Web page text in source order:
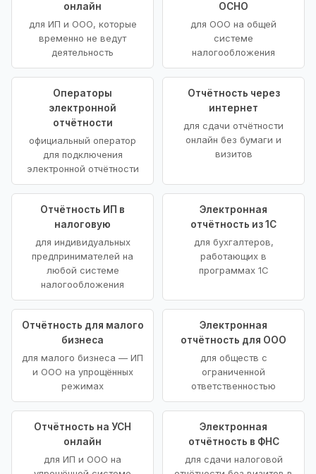
онлайн
для ИП и ООО, которые
временно не ведут
деятельность
ОСНО
для ООО на общей
системе
налогообложения
Операторы
электронной
отчётности
официальный оператор
для подключения
электронной отчётности
Отчётность через
интернет
для сдачи отчётности
онлайн без бумаги и
визитов
Отчётность ИП в
налоговую
для индивидуальных
предпринимателей на
любой системе
налогообложения
Электронная
отчётность из 1С
для бухгалтеров,
работающих в
программах 1С
Отчётность для малого
бизнеса
для малого бизнеса — ИП
и ООО на упрощённых
режимах
Электронная
отчётность для ООО
для обществ с
ограниченной
ответственностью
Отчётность на УСН
онлайн
для ИП и ООО на
Электронная
отчётность в ФНС
для сдачи налоговой